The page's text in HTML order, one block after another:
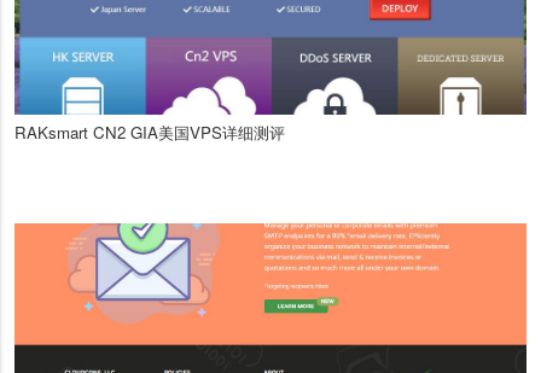
RAKsmart CN2 GIA美国VPS详细测评